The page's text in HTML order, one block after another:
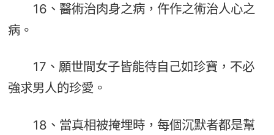
16、醫術治肉身之病，仵作之術治人心之
病。
17、願世間女子皆能待自己如珍寶，不必
強求男人的珍愛。
18、當真相被掩埋時，每個沉默者都是幫